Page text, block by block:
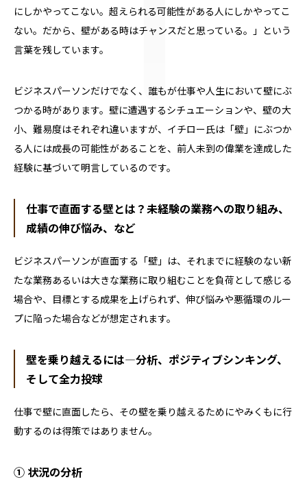
にしかやってこない。超えられる可能性がある人にしかやってこ
ない。だから、壁がある時はチャンスだと思っている。」という
言葉を残しています。
ビジネスパーソンだけでなく、誰もが仕事や人生において壁にぶ
つかる時があります。壁に遭遇するシチュエーションや、壁の大
小、難易度はそれぞれ違いますが、イチロー氏は「壁」にぶつか
る人には成長の可能性があることを、前人未到の偉業を達成した
経験に基づいて明言しているのです。
仕事で直面する壁とは？未経験の業務への取り組み、
成績の伸び悩み、など
ビジネスパーソンが直面する「壁」は、それまでに経験のない新
たな業務あるいは大きな業務に取り組むことを負荷として感じる
場合や、目標とする成果を上げられず、伸び悩みや悪循環のルー
プに陥った場合などが想定されます。
壁を乗り越えるには―分析、ポジティブシンキング、
そして全力投球
仕事で壁に直面したら、その壁を乗り越えるためにやみくもに行
動するのは得策ではありません。
① 状況の分析